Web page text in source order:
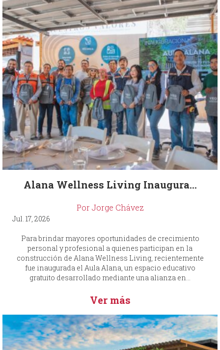
Alana Wellness Living Inaugura...
Por Jorge Chávez
Jul. 17, 2026
Para brindar mayores oportunidades de crecimiento
personal y profesional a quienes participan en la
construcción de Alana Wellness Living, recientemente
fue inaugurada el Aula Alana, un espacio educativo
gratuito desarrollado mediante una alianza en...
Ver más